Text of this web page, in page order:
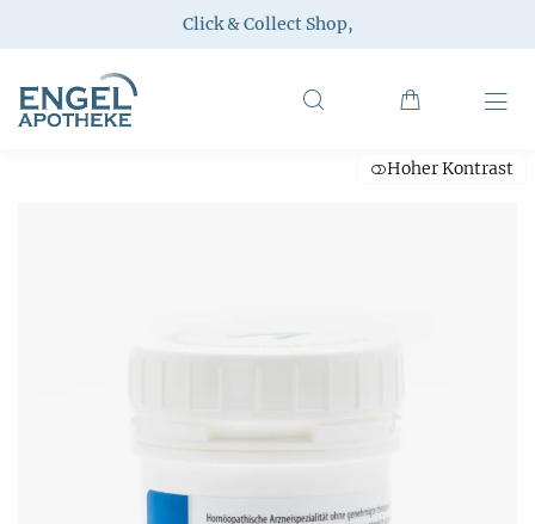
Click & Collect Shop,
Hoher Kontrast